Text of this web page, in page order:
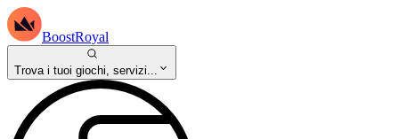
BoostRoyal
Trova i tuoi giochi, servizi...